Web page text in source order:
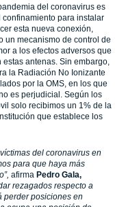
del coronavirus es
para instalar
esta nueva conexión,
un mecanismo de control de
a los efectos adversos que
antenas. Sin embargo,
la Radiación No Ionizante
por la OMS, en los que
es perjudicial. Según los
solo recibimos un 1% de la
que establece los
del coronavirus en
para que haya más
afirma Pedro Gala,
rezagados respecto a
perder posiciones en